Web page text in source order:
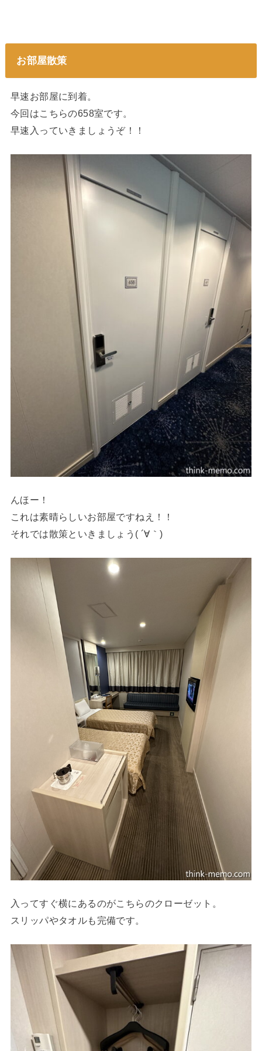
お部屋散策
早速お部屋に到着。
今回はこちらの658室です。
早速入っていきましょうぞ！！
んほー！
これは素晴らしいお部屋ですねえ！！
それでは散策といきましょう( ´∀｀)
入ってすぐ横にあるのがこちらのクローゼット。
スリッパやタオルも完備です。